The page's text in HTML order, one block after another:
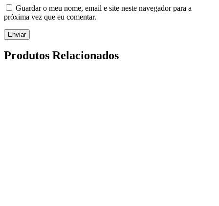
Guardar o meu nome, email e site neste navegador para a
próxima vez que eu comentar.
Enviar
Produtos Relacionados